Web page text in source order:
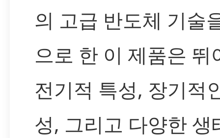
의 고급 반도체 기술
으로 한 이 제품은 뛰
전기적 특성, 장기적
성, 그리고 다양한 생